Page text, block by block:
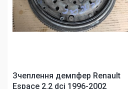
Зчеплення демпфер Renault
Espace 2.2 dci 1996-2002